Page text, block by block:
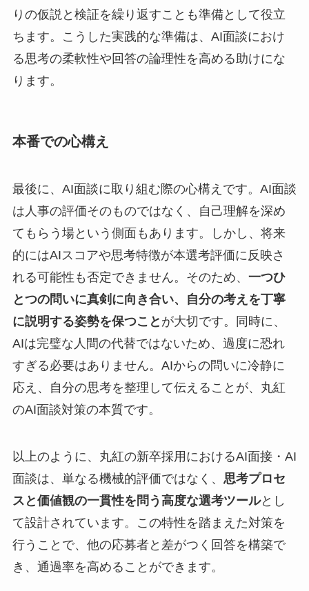
りの仮説と検証を繰り返すことも準備として役立
ちます。こうした実践的な準備は、AI面談におけ
る思考の柔軟性や回答の論理性を高める助けにな
ります。
本番での心構え
最後に、AI面談に取り組む際の心構えです。AI面談
は人事の評価そのものではなく、自己理解を深め
てもらう場という側面もあります。しかし、将来
的にはAIスコアや思考特徴が本選考評価に反映さ
れる可能性も否定できません。そのため、 一つひ
とつの問いに真剣に向き合い、自分の考えを丁寧
に説明する姿勢を保つこと が大切です。同時に、
AIは完璧な人間の代替ではないため、過度に恐れ
すぎる必要はありません。AIからの問いに冷静に
応え、自分の思考を整理して伝えることが、丸紅
のAI面談対策の本質です。
以上のように、丸紅の新卒採用におけるAI面接・AI
面談は、単なる機械的評価ではなく、 思考プロセ
スと価値観の一貫性を問う高度な選考ツールとし
て設計されています。この特性を踏まえた対策を
行うことで、他の応募者と差がつく回答を構築で
き、通過率を高めることができます。